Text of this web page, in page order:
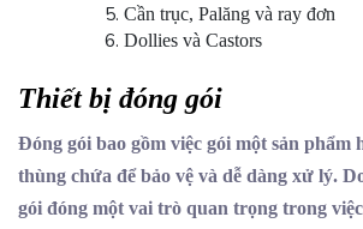
Cần trục, Palăng và ray đơn
Dollies và Castors
Thiết bị đóng gói
Đóng gói bao gồm việc gói một sản phẩm
thùng chứa để bảo vệ và dễ dàng xử lý.
gói đóng một vai trò quan trọng trong